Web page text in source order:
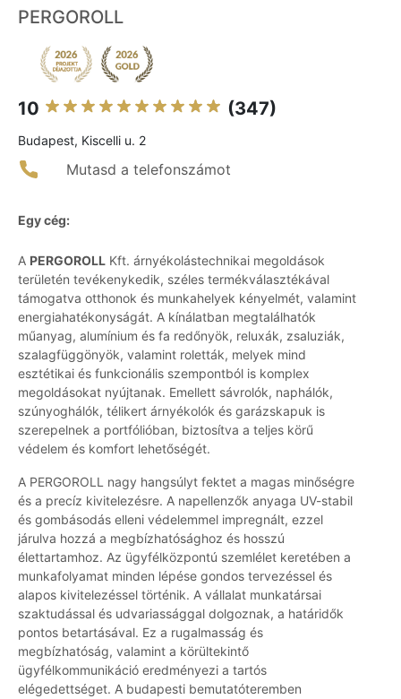
PERGOROLL
10 (347)
Budapest, Kiscelli u. 2
Mutasd a telefonszámot
Egy cég:
A PERGOROLL Kft. árnyékolástechnikai megoldások
területén tevékenykedik, széles termékválasztékával
támogatva otthonok és munkahelyek kényelmét, valamint
energiahatékonyságát. A kínálatban megtalálhatók
műanyag, alumínium és fa redőnyök, reluxák, zsaluziák,
szalagfüggönyök, valamint roletták, melyek mind
esztétikai és funkcionális szempontból is komplex
megoldásokat nyújtanak. Emellett sávrolók, naphálók,
szúnyoghálók, télikert árnyékolók és garázskapuk is
szerepelnek a portfólióban, biztosítva a teljes körű
védelem és komfort lehetőségét.
A PERGOROLL nagy hangsúlyt fektet a magas minőségre
és a precíz kivitelezésre. A napellenzők anyaga UV-stabil
és gombásodás elleni védelemmel impregnált, ezzel
járulva hozzá a megbízhatósághoz és hosszú
élettartamhoz. Az ügyfélközpontú szemlélet keretében a
munkafolyamat minden lépése gondos tervezéssel és
alapos kivitelezéssel történik. A vállalat munkatársai
szaktudással és udvariassággal dolgoznak, a határidők
pontos betartásával. Ez a rugalmasság és
megbízhatóság, valamint a körültekintő
ügyfélkommunikáció eredményezi a tartós
elégedettséget. A budapesti bemutatóteremben